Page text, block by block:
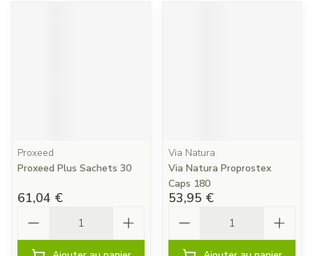
Proxeed
Proxeed Plus Sachets 30
61,04 €
Via Natura
Via Natura Proprostex
Caps 180
53,95 €